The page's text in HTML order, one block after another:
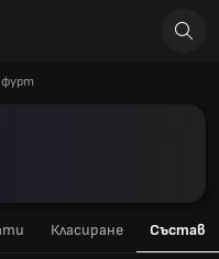
Класиране Състав